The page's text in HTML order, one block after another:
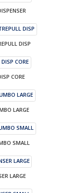
DISP
CORE
LARGE
SMALL
LARGE